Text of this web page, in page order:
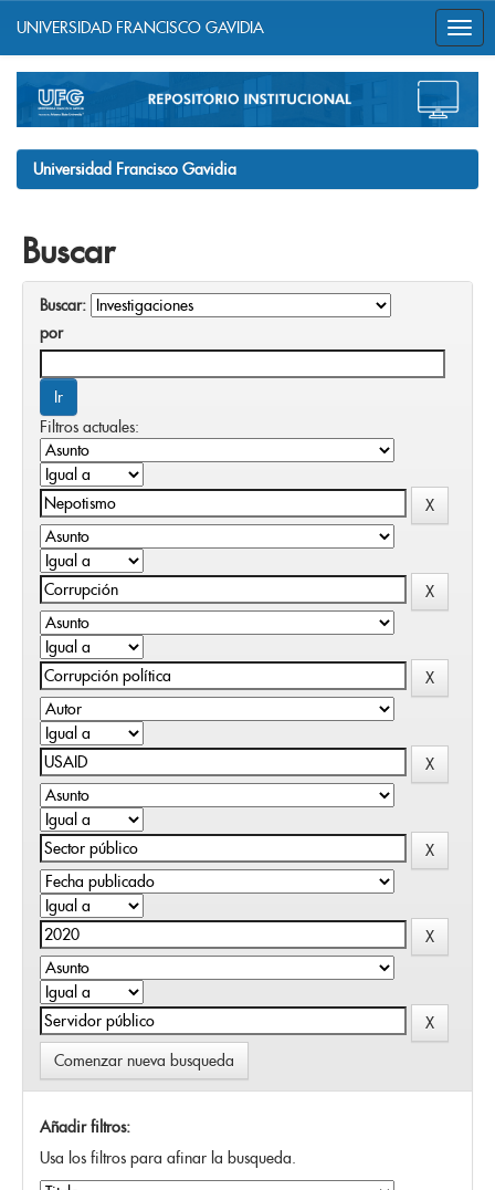
navigation
UNIVERSIDAD FRANCISCO GAVIDIA
Universidad Francisco Gavidia
Buscar
Buscar:
por
Filtros actuales:
Comenzar nueva busqueda
Añadir filtros:
Usa los filtros para afinar la busqueda.